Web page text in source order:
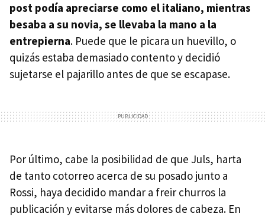
post podía apreciarse como el italiano, mientras
besaba a su novia, se llevaba la mano a la
entrepierna. Puede que le picara un huevillo, o
quizás estaba demasiado contento y decidió
sujetarse el pajarillo antes de que se escapase.
Por último, cabe la posibilidad de que Juls, harta
de tanto cotorreo acerca de su posado junto a
Rossi, haya decidido mandar a freir churros la
publicación y evitarse más dolores de cabeza. En